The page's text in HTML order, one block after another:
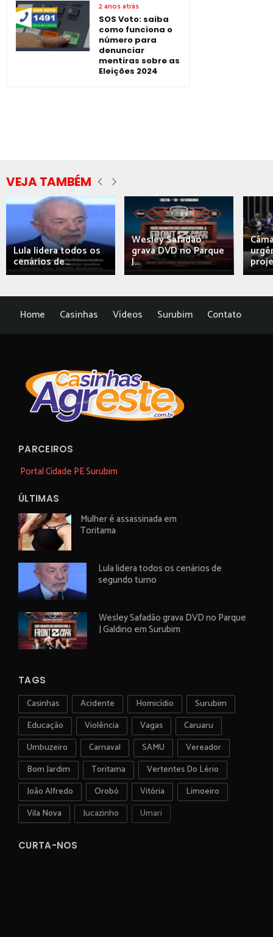
2 anos atrás
SOS Voto: saiba
como funciona o
número para
denunciar
mentiras sobre as
Eleições 2024
VEJA TAMBÉM
Lula lidera todos os
cenários de...
Wesley Safadão
grava DVD no Parque
J...
Home Casinhas Vídeos Surubim Contato
PARCEIROS
Portal Cidade PE Surubim
ÚLTIMAS
Mulher é assassinada em
Toritama
Lula lidera todos os cenários de
segundo turno
Wesley Safadão grava DVD no Parque
J Galdino em Surubim
TAGS
Casinhas Acidente Homicídio
Surubim
Educação
Violência Vagas
Caruaru
Umbuzeiro
Carnaval SAMU
Vereador
Bom Jardim
Toritama
Vertentes Do Lério
João Alfredo
Orobó Vitória
Limoeiro
Vila Nova
Jucazinho Umari
CURTA-NOS